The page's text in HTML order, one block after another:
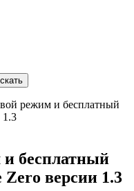
режим и бесплатный
1.3
бесплатный
Zero версии 1.3